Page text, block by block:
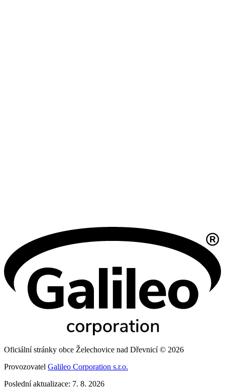
Oficiální stránky obce Želechovice nad Dřevnicí © 2026
Provozovatel Galileo Corporation s.r.o.
Poslední aktualizace: 7. 8. 2026